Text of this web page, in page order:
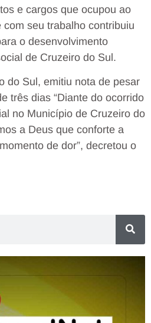
e cargos que ocupou ao
seu trabalho contribuiu
o desenvolvimento
de Cruzeiro do Sul.
do Sul, emitiu nota de pesar
três dias “Diante do ocorrido
no Município de Cruzeiro do
a Deus que conforte a
de dor”, decretou o